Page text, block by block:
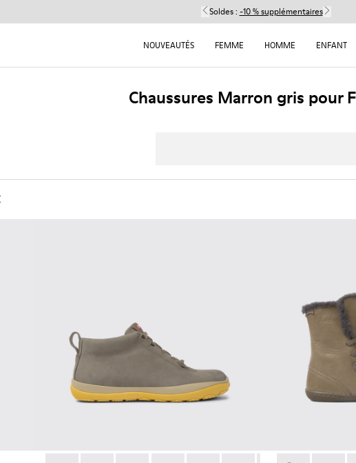
Soldes : -10 % supplémentaires
NOUVEAUTÉS FEMME HOMME ENFANT
Chaussures Marron gris pour